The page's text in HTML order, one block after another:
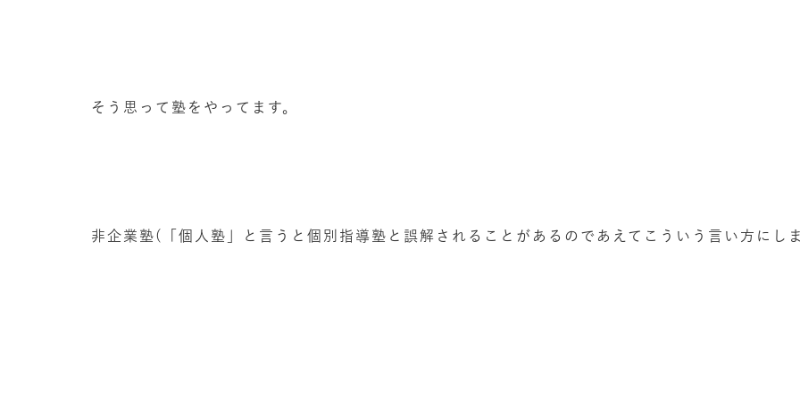
そう思って塾をやってます。
非企業塾(「個人塾」と言うと個別指導塾と誤解されることがあるのであえてこういう言い方にし